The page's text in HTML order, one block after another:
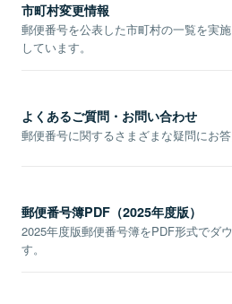
市町村変更情報
郵便番号を公表した市町村の一覧を実
しています。
よくあるご質問・お問い合わせ
郵便番号に関するさまざまな疑問にお答
郵便番号簿PDF（2025年度版）
2025年度版郵便番号簿をPDF形式でダ
す。